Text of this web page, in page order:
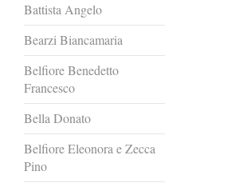
Battista Angelo
Bearzi Biancamaria
Belfiore Benedetto
Francesco
Bella Donato
Belfiore Eleonora e Zecca
Pino